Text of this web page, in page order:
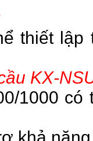
thiết
KX-
1000